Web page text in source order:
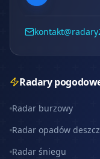
Radary
Radar burzowy
Radar opadów
Radar śniegu